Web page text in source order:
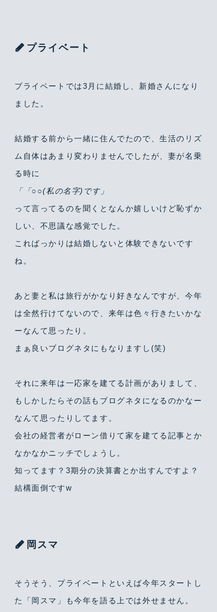
プライベート
プライベートでは3月に結婚し、新婚さんになり
ました。
結婚する前から一緒に住んでたので、生活のリズ
ム自体はあまり変わりませんでしたが、妻が名乗
る時に
「「○○(私の名字)です」
って言ってるのを聞くとなんか嬉しいけど恥ずか
しい、不思議な感覚でした。
こればっかりは結婚しないと体験できないです
ね。
あと妻と私は旅行がかなり好きなんですが、今年
は全然行けてないので、来年は色々行きたいかな
ーなんて思ったり。
まぁ良いブログネタにもなりますし(笑)
それに来年は一応家を建てる計画がありまして、
もしかしたらその話もブログネタになるのかなー
なんて思ったりしてます。
会社の経営者がローン借りて家を建てる記事とか
なかなかニッチでしょうし。
知ってます？3期分の決算書とか出すんですよ？
結構面倒ですw
岡スマ
そうそう、プライベートといえば今年スタートし
た「岡スマ」も今年を語る上では外せません。